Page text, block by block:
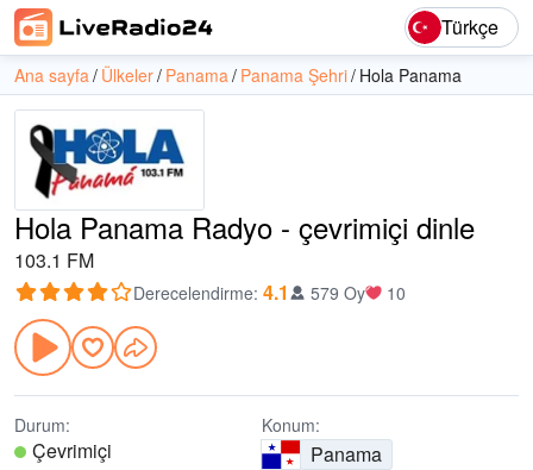
Türkçe
Ana sayfa Ülkeler Panama Panama Şehri Hola Panama
Hola Panama Radyo - çevrimiçi dinle
103.1 FM
Derecelendirme: 4.1 579 Oy 10
Durum:
Çevrimiçi
Konum:
Panama